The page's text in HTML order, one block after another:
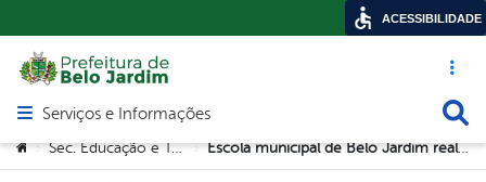
Acesso
Abrir menu principal de navegação
Serviços e Informações
Você está aqui:
> Sec. Educação e Tecnologia > Escola municipal de Belo Jardim realiza manhã de testagem para Covid com a comunidade educativa
ACESSIBILIDADE